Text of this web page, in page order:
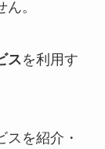
。
スを利用す
を紹介・